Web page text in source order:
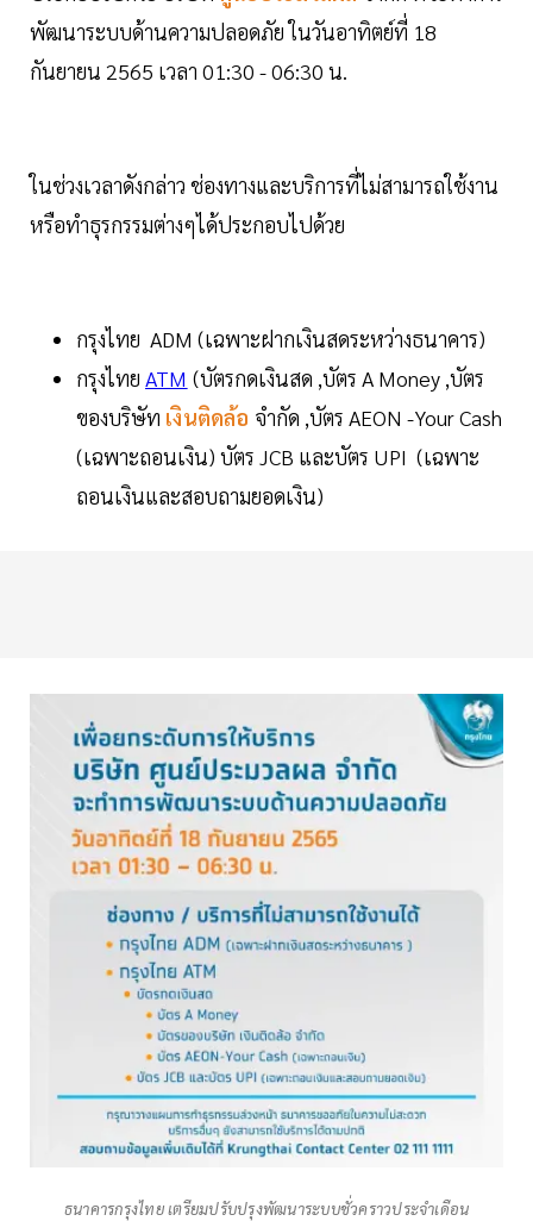
พัฒนาระบบด้านความปลอดภัย ในวันอาทิตย์ที่ 18
กันยายน 2565 เวลา 01:30 - 06:30 น.
ในช่วงเวลาดังกล่าว ช่องทางและบริการที่ไม่สามารถใช้งาน
หรือทำธุรกรรมต่างๆได้ประกอบไปด้วย
กรุงไทย ADM (เฉพาะฝากเงินสดระหว่างธนาคาร)
กรุงไทย ATM (บัตรกดเงินสด ,บัตร A Money ,บัตร
ของบริษัท เงินติดล้อ จำกัด ,บัตร AEON -Your Cash
(เฉพาะถอนเงิน) บัตร JCB และบัตร UPI (เฉพาะ
ถอนเงินและสอบถามยอดเงิน)
ธนาคารกรุงไทย เตรียมปรับปรุงพัฒนาระบบชั่วคราวประจำเดือน